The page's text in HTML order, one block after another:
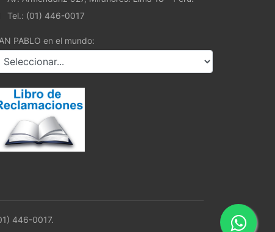
Tel.: (01) 446-0017
PABLO en el mundo:
446-0017.